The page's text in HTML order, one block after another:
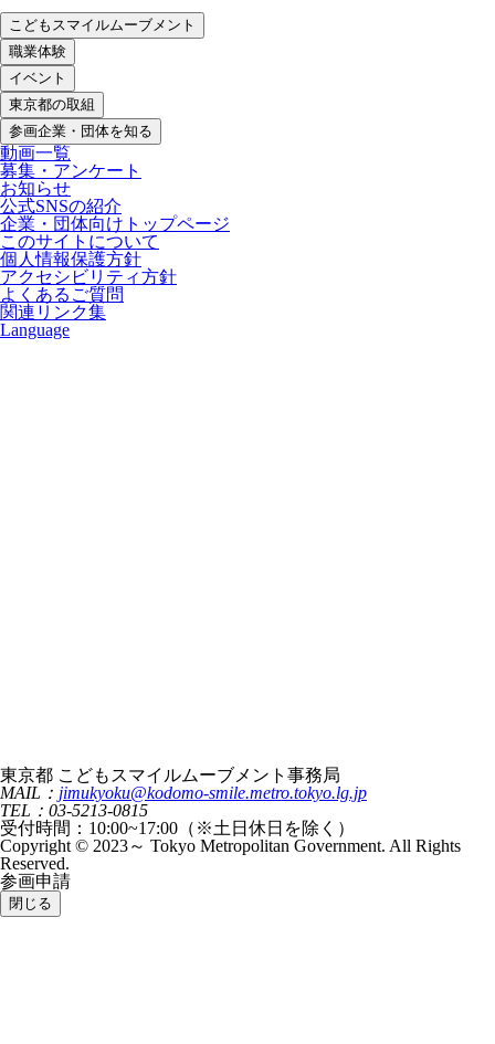
こどもスマイルムーブメント
職業体験
イベント
東京都の取組
参画企業・団体を知る
動画一覧
募集・アンケート
お知らせ
公式SNSの紹介
企業・団体向けトップページ
このサイトについて
個人情報保護方針
アクセシビリティ方針
よくあるご質問
関連リンク集
Language
東京都 こどもスマイルムーブメント事務局
MAIL： jimukyoku@kodomo-smile.metro.tokyo.lg.jp
TEL：03-5213-0815
受付時間：10:00~17:00（※土日休日を除く）
Copyright © 2023～ Tokyo Metropolitan Government. All Rights
Reserved.
参画申請
閉じる